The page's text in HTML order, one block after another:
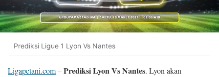
Prediksi Ligue 1 Lyon Vs Nantes
Ligapetani.com–Prediksi Lyon Vs Nantes. Lyon akan